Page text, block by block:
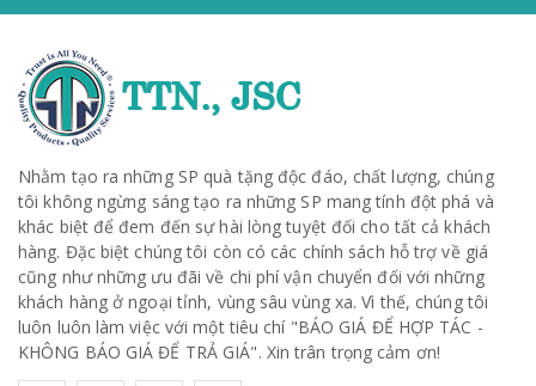
Nhằm tạo ra những SP quà tặng độc đáo, chất lượng, chúng
tôi không ngừng sáng tạo ra những SP mang tính đột phá và
khác biệt để đem đến sự hài lòng tuyệt đối cho tất cả khách
hàng. Đặc biệt chúng tôi còn có các chính sách hỗ trợ về giá
cũng như những ưu đãi về chi phí vận chuyển đối với những
khách hàng ở ngoại tỉnh, vùng sâu vùng xa. Vì thế, chúng tôi
luôn luôn làm việc với một tiêu chí "BÁO GIÁ ĐỂ HỢP TÁC -
KHÔNG BÁO GIÁ ĐỂ TRẢ GIÁ". Xin trân trọng cảm ơn!